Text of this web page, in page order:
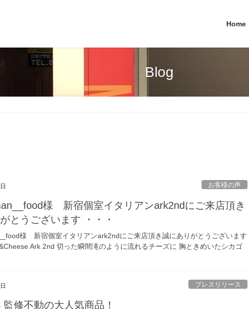
Home
Blog
お客様の声
様 新宿個室イタリアンark2ndにご来店頂き
とうございます ・・・
様 新宿個室イタリアンark2ndにご来店頂き誠にありがとうございます
Ark 2nd 切った瞬間滝のように流れるチーズに 胸ときめいたシカゴ
プレスリリース
監修不動の大人気商品！